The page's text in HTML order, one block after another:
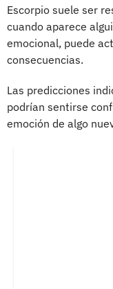
Escorpio suele ser
cuando aparece
emocional, puede
consecuencias.
Las predicciones
podrían sentirse
emoción de algo